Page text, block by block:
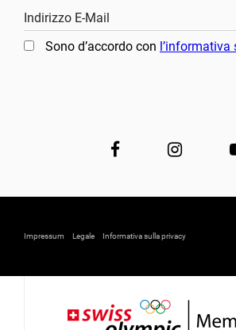
Indirizzo E-Mail
Sono d’accordo con
Impressum Legale Informativa sulla privacy